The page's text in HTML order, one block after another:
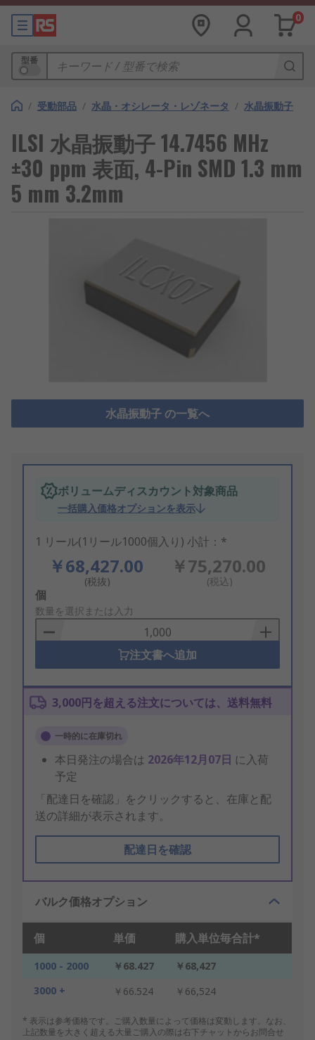
0
型番
/ 受動部品 / 水晶・オシレータ・レゾネータ / 水晶振動子
ILSI 水晶振動子 14.7456 MHz
±30 ppm 表面, 4-Pin SMD 1.3 mm
5 mm 3.2mm
水晶振動子 の一覧へ
ボリュームディスカウント対象商品
一括購入価格オプションを表示
1 リール(1リール1000個入り) 小計：*
￥68,427.00
(税抜)
￥75,270.00
(税込)
Add
to
Basket
個
数量を選択または入力
注文書へ追加
3,000円を超える注文については、送料無料
一時的に在庫切れ
本日発注の場合は 2026年12月07日 に入荷
予定
「配達日を確認」をクリックすると、在庫と配
送の詳細が表示されます。
配達日を確認
バルク価格オプション
個 単価 購入単位毎合計*
1000 - 2000 ￥68.427
￥68,427
3000 +
￥66.524 ￥66,524
* 表示は参考価格です。ご購入数量によって価格は変動します。なお、
上記数量を大きく超える大量ご購入の際は右下チャットからお問合せ